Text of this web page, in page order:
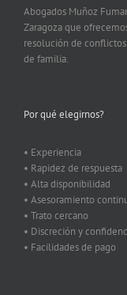
Abogados Muñoz
Zaragoza que
resolución de
de familia.
Por qué elegirnos?
• Experiencia
• Rapidez de respuesta
• Alta disponibilidad
• Asesoramiento
• Trato cercano
• Discreción y
• Facilidades de pago